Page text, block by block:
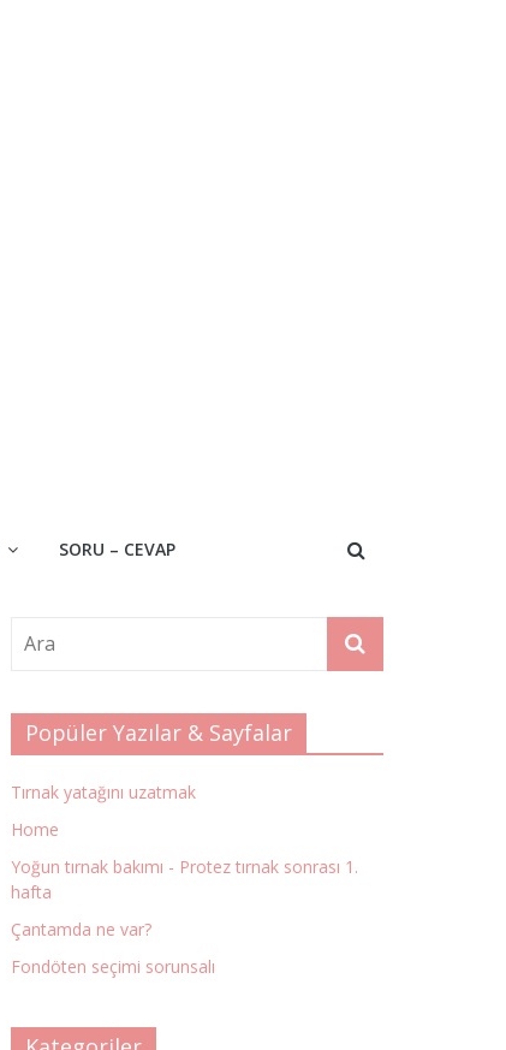
SORU – CEVAP
Popüler Yazılar & Sayfalar
Tırnak yatağını uzatmak
Home
Yoğun tırnak bakımı - Protez tırnak sonrası 1.
hafta
Çantamda ne var?
Fondöten seçimi sorunsalı